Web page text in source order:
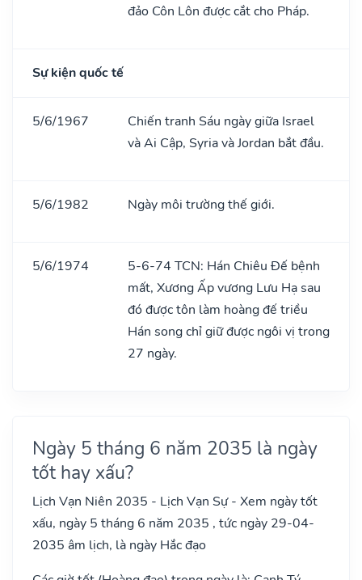
đảo Côn Lôn được cắt cho Pháp.
Sự kiện quốc tế
5/6/1967
Chiến tranh Sáu ngày giữa Israel
và Ai Cập, Syria và Jordan bắt đầu.
5/6/1982 Ngày môi trường thế giới.
5/6/1974
5-6-74 TCN: Hán Chiêu Đế bệnh
mất, Xương Ấp vương Lưu Hạ sau
đó được tôn làm hoàng đế triều
Hán song chỉ giữ được ngôi vị trong
27 ngày.
Ngày 5 tháng 6 năm 2035 là ngày
tốt hay xấu?
Lịch Vạn Niên 2035 - Lịch Vạn Sự - Xem ngày tốt
xấu, ngày 5 tháng 6 năm 2035 , tức ngày 29-04-
2035 âm lịch, là ngày Hắc đạo